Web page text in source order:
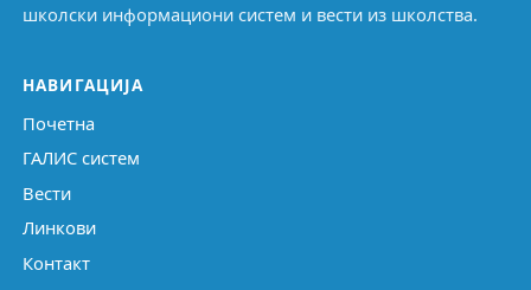
школски информациони систем и вести из школства.
НАВИГАЦИЈА
Почетна
ГАЛИС систем
Вести
Линкови
Контакт